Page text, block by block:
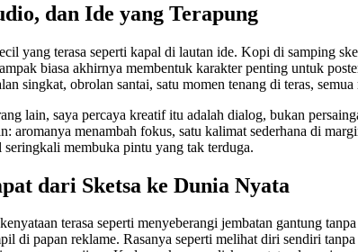
dan Ide yang Terapung
yang terasa seperti kapal di lautan ide. Kopi di samping
biasa akhirnya membentuk karakter penting untuk
singkat, obrolan santai, satu momen tenang di teras,
lain, saya percaya kreatif itu adalah dialog, bukan
aromanya menambah fokus, satu kalimat sederhana di
seringkali membuka pintu yang tak terduga.
dari Sketsa ke Dunia Nyata
terasa seperti menyeberangi jembatan gantung
di papan reklame. Rasanya seperti melihat diri sendiri